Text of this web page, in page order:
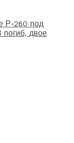
Р-260 под
погиб, двое